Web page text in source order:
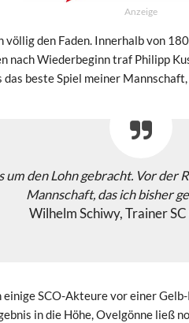
Anzeige
den Faden. Innerhalb von
nach Wiederbeginn traf Philipp
beste Spiel meiner Mannschaft,
den Lohn gebracht. Vor der
Mannschaft, das ich bisher
Wilhelm Schiwy, Trainer
SCO-Akteure vor einer
in die Höhe, Ovelgönne ließ